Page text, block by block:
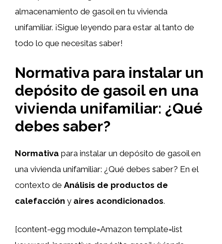
almacenamiento de gasoil en tu vivienda
unifamiliar. ¡Sigue leyendo para estar al tanto de
todo lo que necesitas saber!
Normativa para instalar un
depósito de gasoil en una
vivienda unifamiliar: ¿Qué
debes saber?
Normativa para instalar un depósito de gasoil en
una vivienda unifamiliar: ¿Qué debes saber? En el
contexto de Análisis de productos de
calefacción y aires acondicionados.
[content-egg module=Amazon template=list